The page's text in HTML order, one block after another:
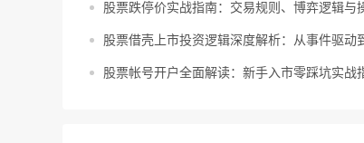
股票跌停价实战指南：交易规则、博弈逻辑与
股票借壳上市投资逻辑深度解析：从事件驱动
股票帐号开户全面解读：新手入市零踩坑实战